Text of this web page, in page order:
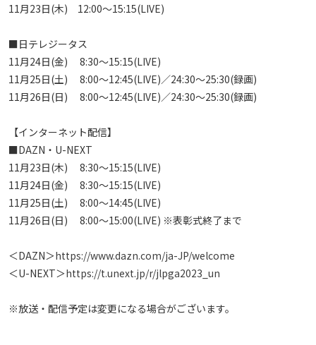
11月23日(木)　12:00～15:15(LIVE)
■日テレジータス
11月24日(金)　 8:30～15:15(LIVE)
11月25日(土)　 8:00～12:45(LIVE)／24:30～25:30(録画)
11月26日(日)　 8:00～12:45(LIVE)／24:30～25:30(録画)
【インターネット配信】
■DAZN・U-NEXT
11月23日(木)　 8:30～15:15(LIVE)
11月24日(金)　 8:30～15:15(LIVE)
11月25日(土)　 8:00～14:45(LIVE)
11月26日(日)　 8:00～15:00(LIVE) ※表彰式終了まで
＜DAZN＞https://www.dazn.com/ja-JP/welcome
＜U-NEXT＞https://t.unext.jp/r/jlpga2023_un
※放送・配信予定は変更になる場合がございます。